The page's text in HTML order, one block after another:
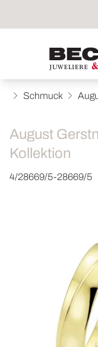
Schmuck
August
Kollektion
4/28669/5-28669/5